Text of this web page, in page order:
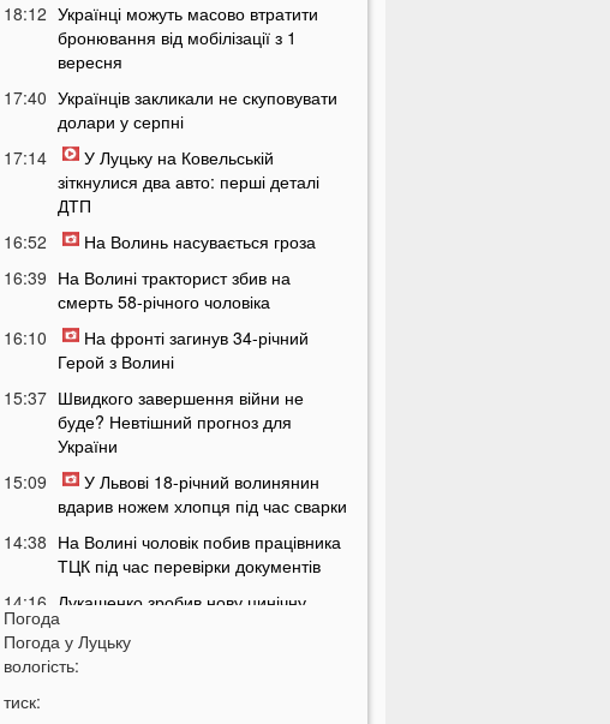
18:12 Українці можуть масово втратити
бронювання від мобілізації з 1
вересня
17:40 Українців закликали не скуповувати
долари у серпні
17:14
У Луцьку на Ковельській
зіткнулися два авто: перші деталі
ДТП
16:52
На Волинь насувається гроза
16:39 На Волині тракторист збив на
смерть 58-річного чоловіка
16:10
На фронті загинув 34-річний
Герой з Волині
15:37 Швидкого завершення війни не
буде? Невтішний прогноз для
України
15:09
У Львові 18-річний волинянин
вдарив ножем хлопця під час сварки
14:38 На Волині чоловік побив працівника
ТЦК під час перевірки документів
14:16 Лукашенко зробив нову цинічну
заяву про війну в Україні
14:01
Погода
Погода у Луцьку
вологість:
тиск: